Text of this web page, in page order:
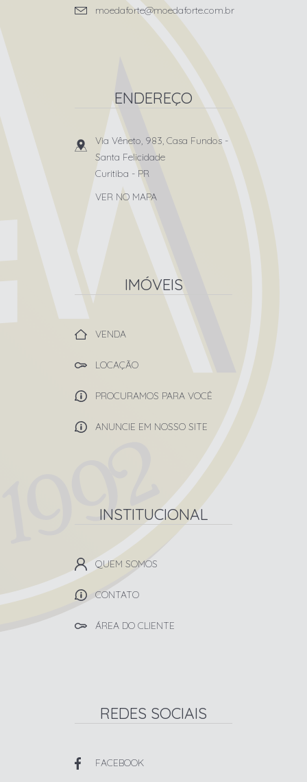
moedaforte@moedaforte.com.br
ENDEREÇO
Via Vêneto, 983, Casa Fundos -
Santa Felicidade
Curitiba - PR
VER NO MAPA
IMÓVEIS
VENDA
LOCAÇÃO
PROCURAMOS PARA VOCÊ
ANUNCIE EM NOSSO SITE
INSTITUCIONAL
QUEM SOMOS
CONTATO
ÁREA DO CLIENTE
REDES SOCIAIS
FACEBOOK